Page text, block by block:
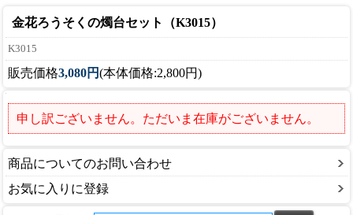
金花ろうそくの燭台セット（K3015）
K3015
販売価格3,080円(本体価格:2,800円)
申し訳ございません。ただいま在庫がございません。
商品についてのお問い合わせ
お気に入りに登録